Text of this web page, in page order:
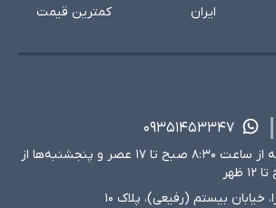
ایران
کمترین قیمت
۰۹۳۵۱۴۵۳۳۴۷
شنبه تا چهارشنبه از ساعت ۸:۳۰ صبح تا ۱۷ عصر و پنجشنبه‌ها از
خیابان بیستم (رفیعی)، پلاک ۱۰